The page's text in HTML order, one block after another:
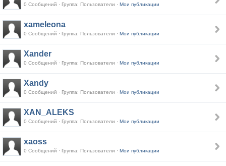
0 Сообщений · Группа: Пользователи · Мои публикации
xameleona
0 Сообщений · Группа: Пользователи · Мои публикации
Xander
0 Сообщений · Группа: Пользователи · Мои публикации
Xandy
0 Сообщений · Группа: Пользователи · Мои публикации
XAN_ALEKS
0 Сообщений · Группа: Пользователи · Мои публикации
xaoss
0 Сообщений · Группа: Пользователи · Мои публикации